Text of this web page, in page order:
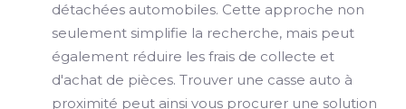
détachées automobiles. Cette approche non
seulement simplifie la recherche, mais peut
également réduire les frais de collecte et
d'achat de pièces. Trouver une casse auto à
proximité peut ainsi vous procurer une solution